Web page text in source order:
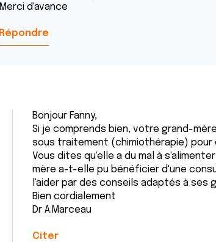
Merci d'avance
Répondre
Bonjour Fanny,
Si je comprends bien, votre grand-
sous traitement (chimiothérapie) pour
Vous dites qu'elle a du mal à
mère a-t-elle pu bénéficier d'une
l'aider par des conseils adaptés à ses
Bien cordialement
Dr A.Marceau
Citer